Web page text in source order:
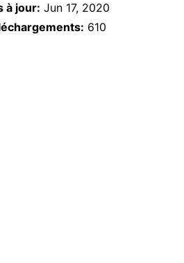
à jour: Jun 17, 2020
610